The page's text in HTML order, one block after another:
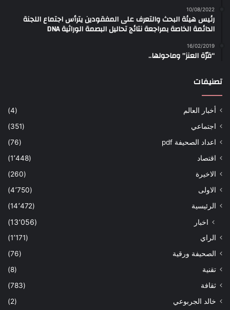
10/08/2022
رئيس هيئة البحث والتعرف على المفقودين يترأس اجتماع اللجنة
الدائمة الخاصة بمراجعة نتائج تحاليل البصمة الوراثية DNA
16/02/2019
“قرّة العنز” وماحولها..
تصنيفات
أخبار العالم
(4)
اجتماعي
(351)
اعداد الصحيفة pdf
(76)
اقتصاد
(1٬448)
الاخيرة
(260)
الاولى
(4٬750)
الرئيسية
(14٬472)
اخبار (13٬056)
الراي
(1٬171)
الصحيفة ورقية
(76)
تقنية
(8)
ثقافة
(783)
خالد الجربوعي
(2)